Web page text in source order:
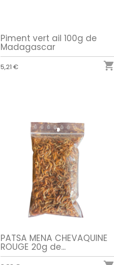
Piment vert ail 100g de
Madagascar
5,21 € 
PATSA MENA CHEVAQUINE
ROUGE 20g de...